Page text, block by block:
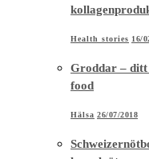
Health stories 16/
Groddar – ditt
food
Hälsa 26/07/2018